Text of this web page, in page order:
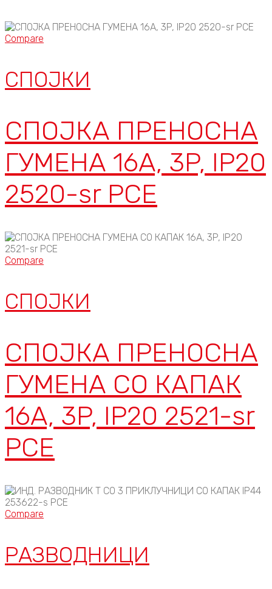
Compare
СПОЈКИ
СПОЈКА ПРЕНОСНА
ГУМЕНА 16A, 3P, IP20
2520-sr PCE
Compare
СПОЈКИ
СПОЈКА ПРЕНОСНА
ГУМЕНА СО КАПАК
16A, 3P, IP20 2521-sr
PCE
Compare
РАЗВОДНИЦИ